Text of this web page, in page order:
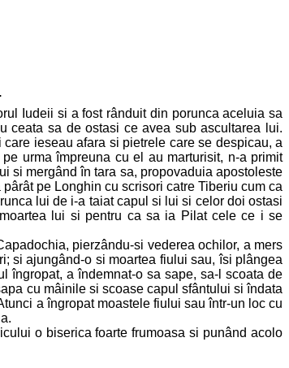
Iudeii si a fost rânduit din porunca aceluia sa
ceata sa de ostasi ce avea sub ascultarea lui.
ieseau afara si pietrele care se despicau, a
urma împreuna cu el au marturisit, n-a primit
si mergând în tara sa, propovaduia apostoleste
pe Longhin cu scrisori catre Tiberiu cum ca
lui de i-a taiat capul si lui si celor doi ostasi
lui si pentru ca sa ia Pilat cele ce i se
pierzându-si vederea ochilor, a mers
si ajungând-o si moartea fiului sau, îsi plângea
îngropat, a îndemnat-o sa sape, sa-l scoata de
cu mâinile si scoase capul sfântului si îndata
a îngropat moastele fiului sau într-un loc cu
o biserica foarte frumoasa si punând acolo